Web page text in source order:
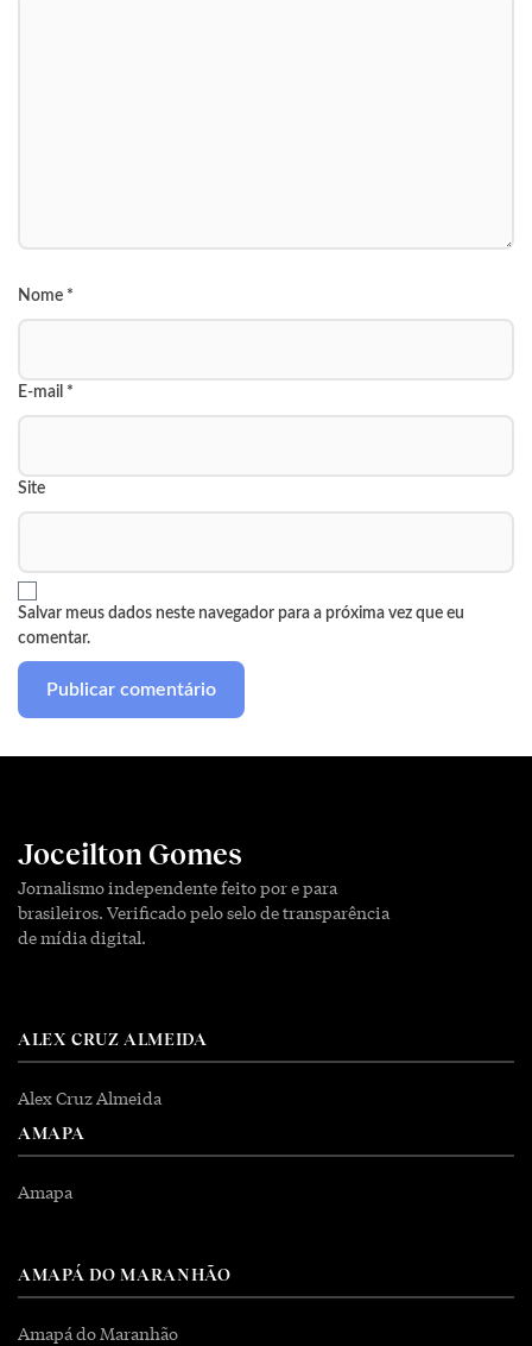
Nome *
E-mail *
Site
Salvar meus dados neste navegador para a próxima vez que eu
comentar.
Joceilton Gomes
Jornalismo independente feito por e para
brasileiros. Verificado pelo selo de transparência
de mídia digital.
ALEX CRUZ ALMEIDA
Alex Cruz Almeida
AMAPA
Amapa
AMAPÁ DO MARANHÃO
Amapá do Maranhão